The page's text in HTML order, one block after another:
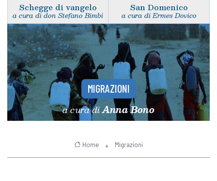
Schegge di vangelo
a cura di don Stefano Bimbi
San Domenico
a cura di Ermes Dovico
MIGRAZIONI
a cura diAnna Bono
Home Migrazioni